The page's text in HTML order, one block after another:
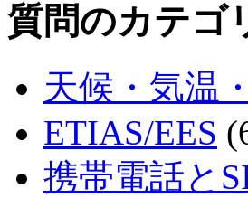
質問のカテゴ
天候・気温
ETIAS/EES
携帯電話と